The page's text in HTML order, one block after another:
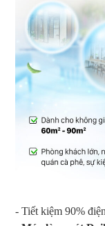
- Tiết kiệm 90%